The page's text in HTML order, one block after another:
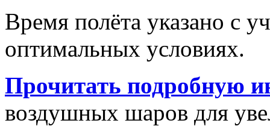
Время полёта указано с
оптимальных условиях.
Прочитать подробную
воздушных шаров для